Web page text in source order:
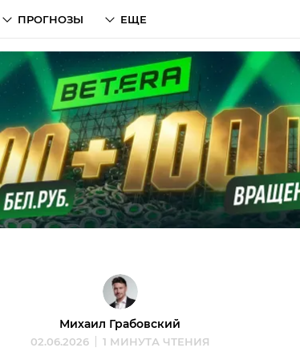
ПРОГНОЗЫ ЕЩЕ
Михаил Грабовский
02.06.2026 1 МИНУТА ЧТЕНИЯ